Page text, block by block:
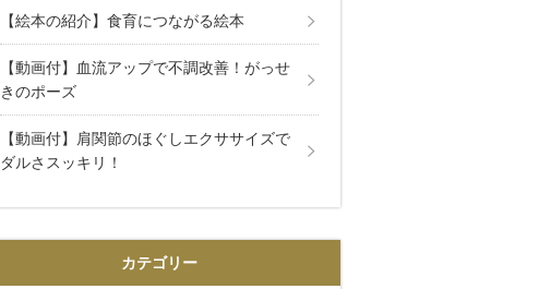
【絵本の紹介】食育につながる絵本
【動画付】血流アップで不調改善！がっせ
きのポーズ
【動画付】肩関節のほぐしエクササイズで
ダルさスッキリ！
カテゴリー